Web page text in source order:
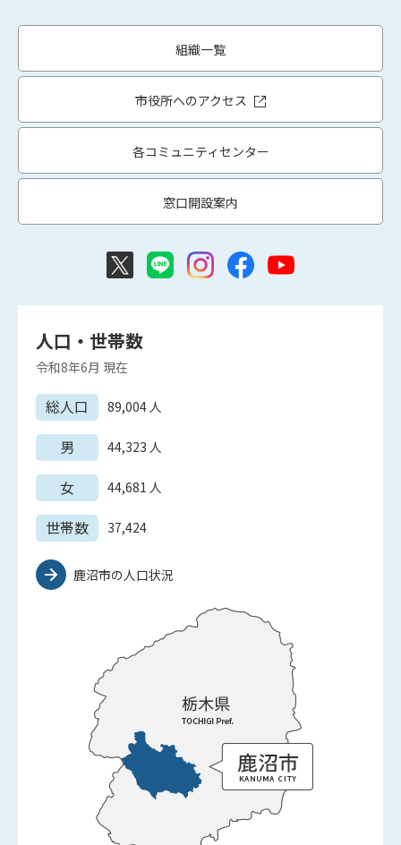
組織一覧
市役所へのアクセス
各コミュニティセンター
窓口開設案内
人口・世帯数
令和8年6月 現在
総人口 89,004人
男 44,323 人
女 44,681 人
世帯数 37,424
鹿沼市の人口状況